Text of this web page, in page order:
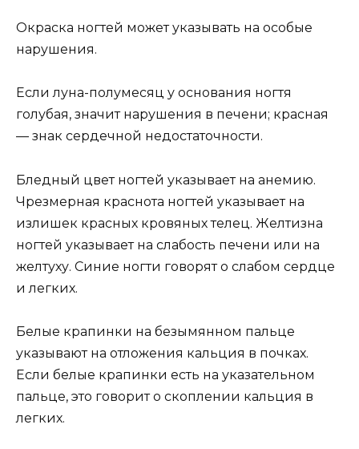
Окраска ногтей может указывать на особые
нарушения.
Если луна-полумесяц у основания ногтя
голубая, значит нарушения в печени; красная
— знак сердечной недостаточности.
Бледный цвет ногтей указывает на анемию.
Чрезмерная краснота ногтей указывает на
излишек красных кровяных телец. Желтизна
ногтей указывает на слабость печени или на
желтуху. Синие ногти говорят о слабом сердце
и легких.
Белые крапинки на безымянном пальце
указывают на отложения кальция в почках.
Если белые крапинки есть на указательном
пальце, это говорит о скоплении кальция в
легких.